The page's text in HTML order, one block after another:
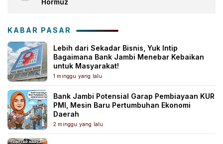
KABAR PASAR
Lebih dari Sekadar Bisnis, Yuk Intip
Bagaimana Bank Jambi Menebar Kebaikan
untuk Masyarakat!
1 minggu yang lalu
Bank Jambi Potensial Garap Pembiayaan KUR
PMI, Mesin Baru Pertumbuhan Ekonomi
Daerah
2 minggu yang lalu